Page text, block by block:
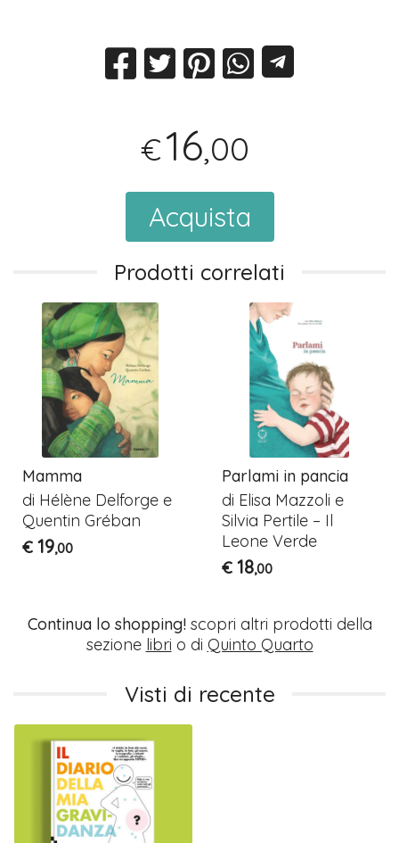
€16,00
Acquista
Prodotti correlati
Mamma
di Hélène Delforge e
Quentin Gréban
€ 19,00
Parlami in pancia
di Elisa Mazzoli e
Silvia Pertile – Il
Leone Verde
€ 18,00
Continua lo shopping!scopri altri prodotti della
sezione libri o di Quinto Quarto
Visti di recente